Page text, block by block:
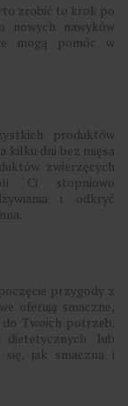
zrobić to krok po
nowych nawyków
mogą pomóc w
produktów
kilku dni bez mięsa
zwierzęcych
Ci stopniowo
i odkryć
przygody z
oferują smaczne,
Twoich potrzeb.
lub
się, jak smaczna i